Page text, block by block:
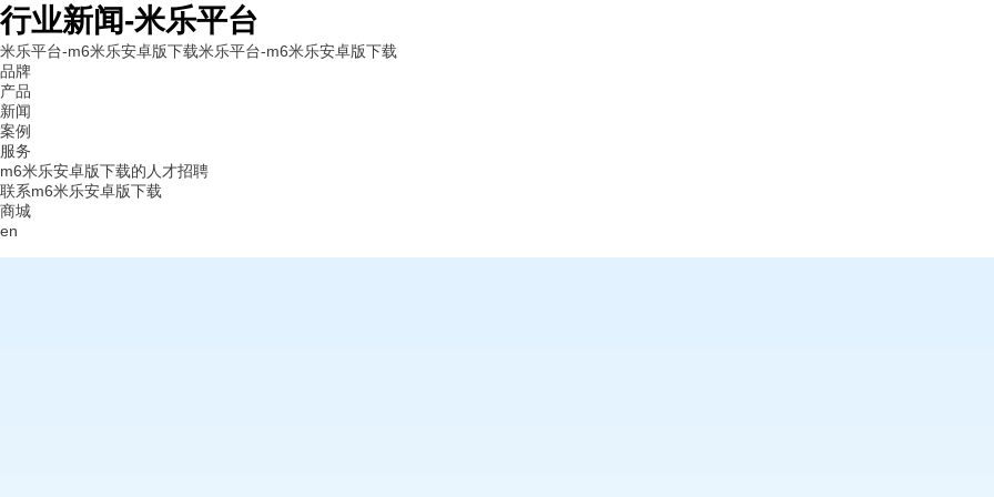
行业新闻-米乐平台
米乐平台-m6米乐安卓版下载米乐平台-m6米乐安卓版下载
品牌
产品
新闻
案例
服务
m6米乐安卓版下载的人才招聘
联系m6米乐安卓版下载
商城
en